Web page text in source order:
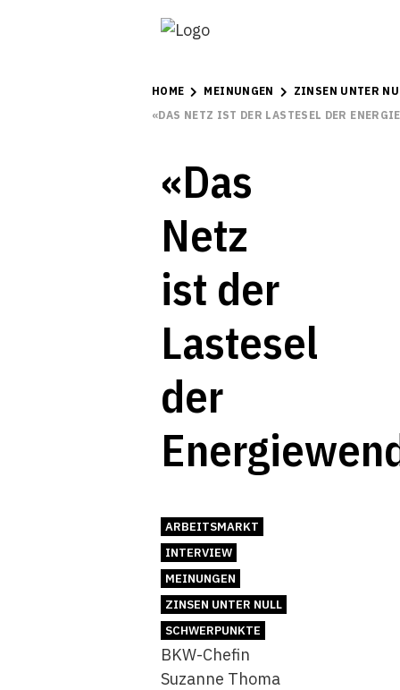
HOME MEINUNGEN
ZINSEN UNTER
«DAS NETZ IST DER LASTESEL DER
«Das
Netz
ist der
Lastesel
der
ARBEITSMARKT
INTERVIEW
MEINUNGEN
ZINSEN UNTER NULL
SCHWERPUNKTE
BKW-Chefin
Suzanne Thoma